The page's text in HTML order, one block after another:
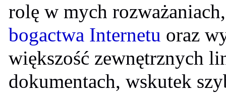
rolę w mych
bogactwa Internetu oraz
większość zewnętrznych
dokumentach, wskutek